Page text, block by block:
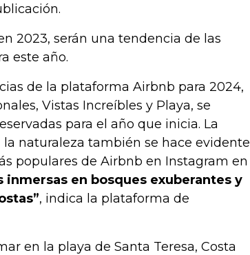
2023, serán una tendencia de las
este año.
de la plataforma Airbnb para 2024,
Vistas Increíbles y Playa, se
para el año que inicia. La
naturaleza también se hace evidente
populares de Airbnb en Instagram en
en bosques exuberantes y
, indica la plataforma de
en la playa de Santa Teresa, Costa